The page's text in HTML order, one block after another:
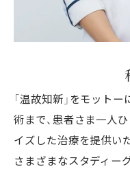
「温故知新」をモット
術まで、患者さま一人
イズした治療を提供い
さまざまなスタディー